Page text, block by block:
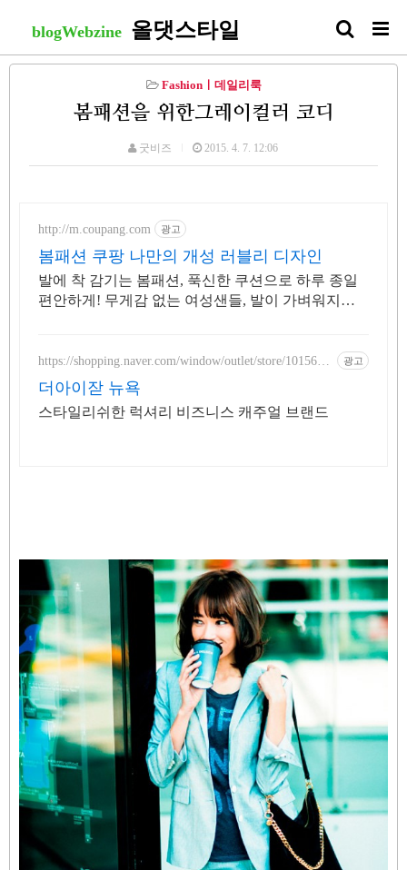
blogWebzine 올댓스타일
Fashionㅣ데일리룩
봄패션을 위한그레이컬러 코디
굿비즈 2015. 4. 7. 12:06
http://m.coupang.com 광고
봄패션 쿠팡 나만의 개성 러블리 디자인
발에 착 감기는 봄패션, 푹신한 쿠션으로 하루 종일
편안하게! 무게감 없는 여성샌들, 발이 가벼워지는
https://shopping.naver.com/window/outlet/store/1015602
광고
더아이잗 뉴욕
스타일리쉬한 럭셔리 비즈니스 캐주얼 브랜드